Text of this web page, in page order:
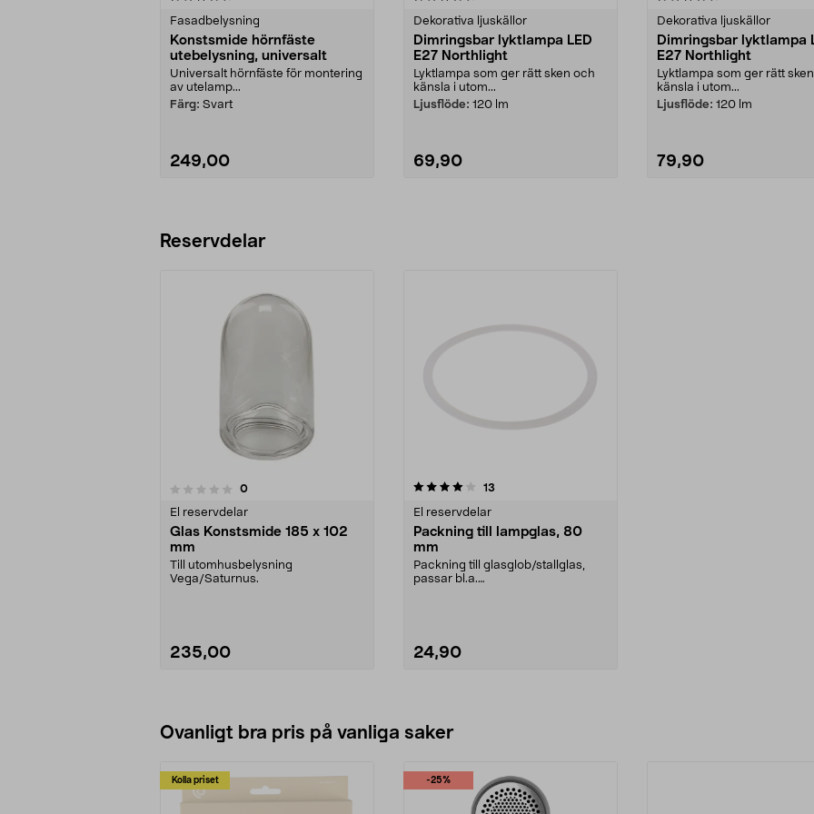
Fasadbelysning
Konstsmide hörnfäste
utebelysning, universalt
Universalt hörnfäste för montering
av utelamp...
Färg: Svart
249,00
Dekorativa ljuskällor
Dimringsbar lyktlampa LED
E27 Northlight
Lyktlampa som ger rätt sken och
känsla i utom...
Ljusflöde: 120 lm
69,90
Dekorativa ljuskällor
Dimringsbar lyktlampa
E27 Northlight
Lyktlampa som ger rätt
känsla i utom...
Ljusflöde: 120 lm
79,90
Reservdelar
0recensioner
El reservdelar
Glas Konstsmide 185 x 102
mm
Till utomhusbelysning
Vega/Saturnus.
235,00
4.0av 5 stjärnor 13
El reservdelar
Packning till lampglas, 80
mm
Packning till glasglob/stallglas,
passar bl.a.
24,90
Ovanligt bra pris på vanliga saker
Kolla priset -25%